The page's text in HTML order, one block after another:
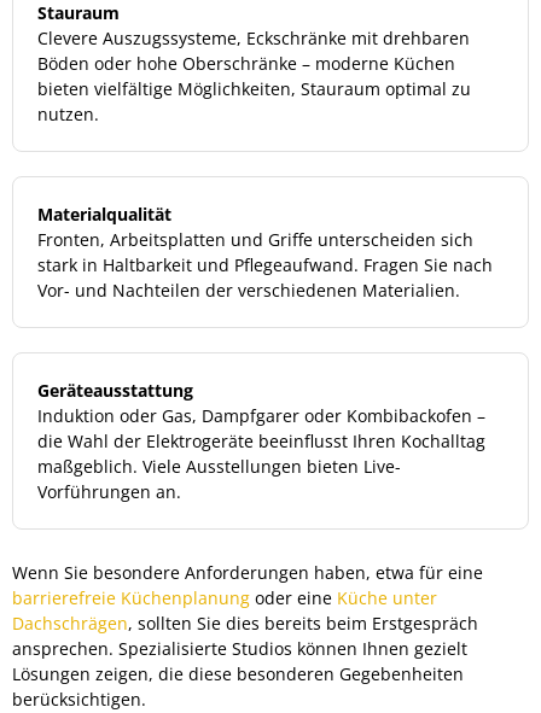
Stauraum
Clevere Auszugssysteme, Eckschränke mit drehbaren
Böden oder hohe Oberschränke – moderne Küchen
bieten vielfältige Möglichkeiten, Stauraum optimal zu
nutzen.
Materialqualität
Fronten, Arbeitsplatten und Griffe unterscheiden sich
stark in Haltbarkeit und Pflegeaufwand. Fragen Sie nach
Vor- und Nachteilen der verschiedenen Materialien.
Geräteausstattung
Induktion oder Gas, Dampfgarer oder Kombibackofen –
die Wahl der Elektrogeräte beeinflusst Ihren Kochalltag
maßgeblich. Viele Ausstellungen bieten Live-
Vorführungen an.
Wenn Sie besondere Anforderungen haben, etwa für eine
barrierefreie Küchenplanung oder eine Küche unter
Dachschrägen, sollten Sie dies bereits beim Erstgespräch
ansprechen. Spezialisierte Studios können Ihnen gezielt
Lösungen zeigen, die diese besonderen Gegebenheiten
berücksichtigen.